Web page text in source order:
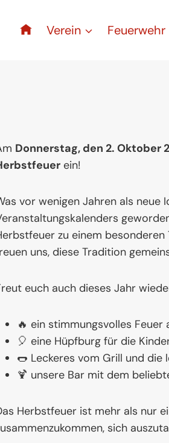
Verein Feuerwehr
Donnerstag, den 2. Oktober
ein!
vor wenigen Jahren als neue
zu einem
uns, diese Tradition
euch auch dieses Jahr
🔥 ein stimmungsvolles
🎈 eine Hüpfburg für die
🌭 Leckeres vom Grill und die
🍹 unsere Bar mit dem
Herbstfeuer ist mehr als nur
sich